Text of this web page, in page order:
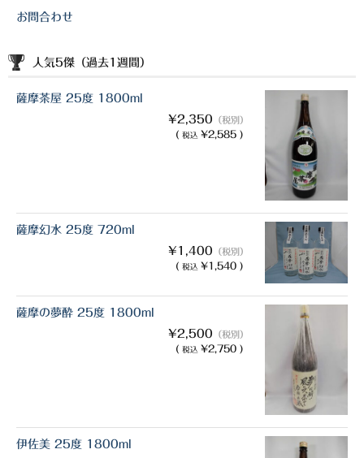
お問合わせ
人気5傑（過去1週間）
薩摩茶屋 25度 1800ml
¥2,350 （税別）
( 税込 ¥2,585 )
薩摩幻水 25度 720ml
¥1,400 （税別）
( 税込 ¥1,540 )
薩摩の夢酔 25度 1800ml
¥2,500 （税別）
( 税込 ¥2,750 )
伊佐美 25度 1800ml